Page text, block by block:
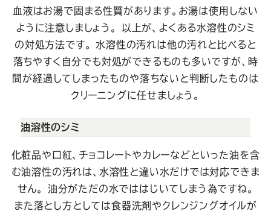
血液はお湯で固まる性質があります。お湯は使用しない
ように注意しましょう。 以上が、よくある水溶性のシミ
の対処方法です。 水溶性の汚れは他の汚れと比べると
落ちやすく自分でも対処ができるものも多いですが、時
間が経過してしまったものや落ちないと判断したものは
クリーニングに任せましょう。
油溶性のシミ
化粧品や口紅、チョコレートやカレーなどといった油を含
む油溶性の汚れは、水溶性と違い水だけでは対応できま
せん。 油分がただの水でははじいてしまう為ですね。
また落とし方としては食器洗剤やクレンジングオイルが